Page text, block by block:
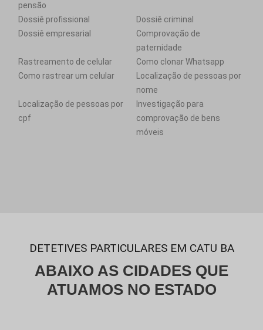
pensão
Dossiê profissional
Dossiê criminal
Dossiê empresarial
Comprovação de
paternidade
Rastreamento de celular
Como clonar Whatsapp
Como rastrear um celular
Localização de pessoas por
nome
Localização de pessoas por
cpf
Investigação para
comprovação de bens
móveis
DETETIVES PARTICULARES EM CATU BA
ABAIXO AS CIDADES QUE
ATUAMOS NO ESTADO